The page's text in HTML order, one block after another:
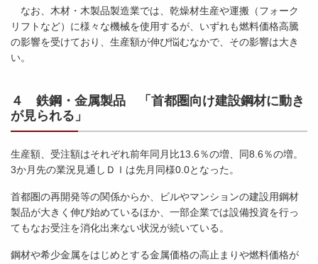
なお、木材・木製品製造業では、乾燥材生産や運搬（フォーク
リフトなど）に様々な機械を使用するが、いずれも燃料価格高騰
の影響を受けており、生産額が伸び悩むなかで、その影響は大き
い。
４ 鉄鋼・金属製品 「首都圏向け建設鋼材に動き
が見られる」
生産額、受注額はそれぞれ前年同月比13.6％の増、同8.6％の増。
3か月先の業況見通しＤＩは先月同様0.0となった。
首都圏の再開発等の関係からか、ビルやマンションの建設用鋼材
製品が大きく伸び始めているほか、一部企業では設備投資を行っ
てもなお受注を消化出来ない状況が続いている。
鋼材や希少金属をはじめとする金属価格の高止まりや燃料価格が